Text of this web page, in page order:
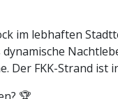
im lebhaften
dynamische
Der FKK-Strand ist